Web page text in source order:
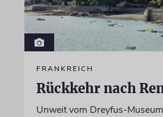
FRANKREICH
Rückkehr nach
Unweit vom Dreyfus-